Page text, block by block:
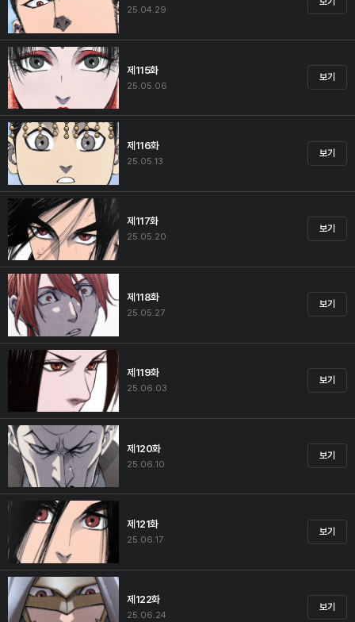
25.04.29
제115화
25.05.06
보기
제116화
25.05.13
보기
제117화
25.05.20
보기
제118화
25.05.27
보기
제119화
25.06.03
보기
제120화
25.06.10
보기
제121화
25.06.17
보기
제122화
25.06.24
보기